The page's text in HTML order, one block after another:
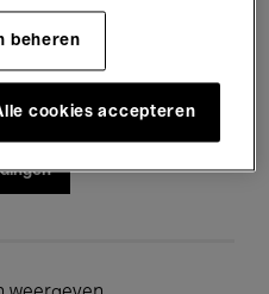
Palace
beheren
cookies accepteren